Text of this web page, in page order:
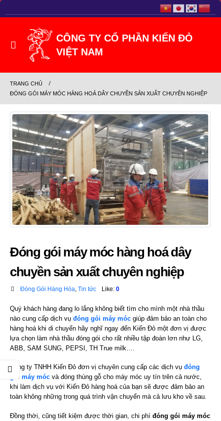
TRANG CHỦ
ĐÓNG GÓI MÁY MÓC HÀNG HOÁ DÂY CHUYỀN SẢN XUẤT CHUYÊN NGHIỆP
Đóng gói máy móc hàng hoá dây
chuyền sản xuất chuyên nghiệp
Đóng Gói Hàng Hóa Tin tức Like: 0
Quý khách hàng đang lo lắng không biết tìm cho mình một nhà thầu
nào cung cấp dịch vụ đóng gói máy móc giúp đảm bảo an toàn cho
hàng hoá khi di chuyển hãy nghĩ ngay đến Kiến Đỏ một đơn vị được
lựa chọn làm nhà thầu đóng gói cho rất nhiều tập đoàn lơn như LG,
ABB, SAM SUNG, PEPSI, TH True milk….
Công ty TNHH Kiến Đỏ đơn vị chuyên cung cấp các dịch vụ đóng
gói máy móc và đóng thùng gỗ cho máy móc uy tín trên cả nước,
khi làm dịch vụ với Kiến Đỏ hàng hoá của bạn sẽ được đảm bảo an
toàn không những trong quá trình vận chuyển mà cả lưu kho về sau.
Đồng thời, cũng tiết kiệm được thời gian, chi phí đóng gói máy móc